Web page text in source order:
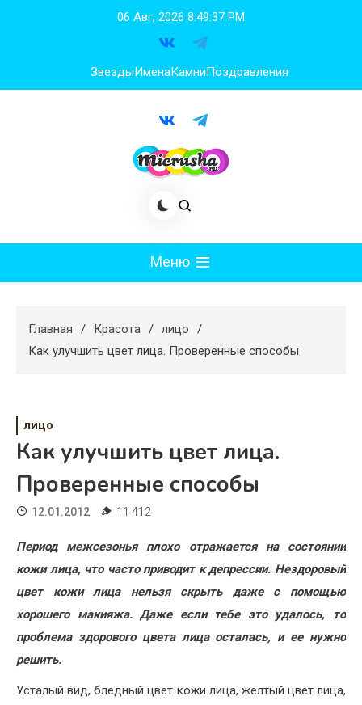
06 Авг, 2026 8:49:38 PM
ЗвездыИменаКамниПоздравления
Меню
Худеем
Свадьба
Жизнь
Хобби
Красота
Недвижимость
Главная Красота
лицо
Как улучшить цвет лица. Проверенные способы
лицо
Как улучшить цвет лица.
Проверенные способы
12.01.2012 11 412
Период межсезонья плохо отражается на состоянии
кожи лица, что часто приводит к депрессии. Нездоровый
цвет кожи лица нельзя скрыть даже с помощью
хорошего макияжа. Даже если тебе это удалось, то
проблема здорового цвета лица осталась, и ее нужно
решить.
Усталый вид, бледный цвет кожи лица, желтый цвет лица,